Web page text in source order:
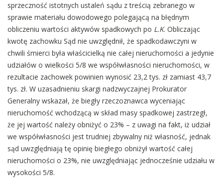
sprzeczność istotnych ustaleń sądu z treścią zebranego w
sprawie materiału dowodowego polegającą na błędnym
obliczeniu wartości aktywów spadkowych po L.K. Obliczając
kwotę zachowku Sąd nie uwzględnił, że spadkodawczyni w
chwili śmierci była właścicielką nie całej nieruchomości a jedynie
udziałów o wielkości 5/8 we współwłasności nieruchomości, w
rezultacie zachowek powinien wynosić 23,2 tys. zł zamiast 43,7
tys. zł. W uzasadnieniu skargi nadzwyczajnej Prokurator
Generalny wskazał, że biegły rzeczoznawca wyceniając
nieruchomość wchodzącą w skład masy spadkowej zastrzegł,
że jej wartość należy obniżyć o 23% – z uwagi na fakt, iż udział
we współwłasności jest trudniej zbywalny niż własność, jednak
sąd uwzględniają tę opinię biegłego obniżył wartość całej
nieruchomości o 23%, nie uwzględniając jednocześnie udziału w
wysokości 5/8.